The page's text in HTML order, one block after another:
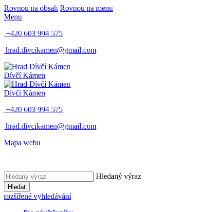
Rovnou na obsah Rovnou na menu
Menu
+420 603 994 575
hrad.divcikamen@gmail.com
Dívčí Kámen
Dívčí Kámen
+420 603 994 575
hrad.divcikamen@gmail.com
Mapa webu
Hledaný výraz
Hledat
rozšířené vyhledávání